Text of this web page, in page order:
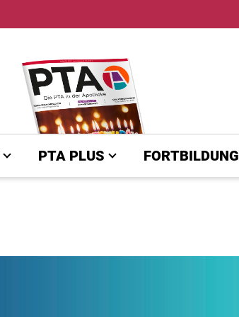
PTA PLUS FORTBILDUNG